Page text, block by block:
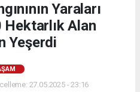
Yaraları
Hektarlık Alan
Yeşerdi
27.05.2025 - 23:16